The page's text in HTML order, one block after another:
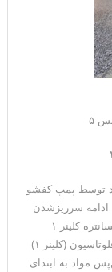
توسط پمپ کفشو
سرریزشدن
باکس می‌شدند و مسیر دوم این پمپ، مواد را به کنسانتره کلینر ۱
ارسال می‌کرد که عملاً باعث حذف‌شدن یک مرحله فلوتاسیون (کلینر ۱)
مواد به ابتدای